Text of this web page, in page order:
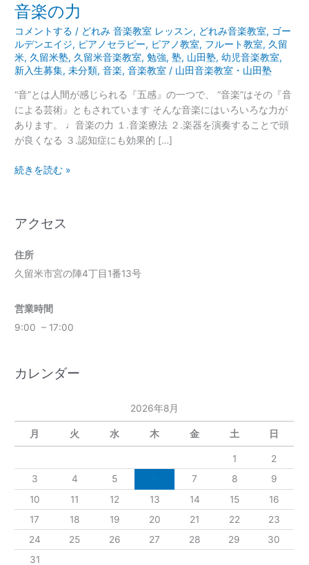
音楽の力
コメントする / どれみ 音楽教室 レッスン, どれみ音楽教室, ゴー
ルデンエイジ, ピアノセラピー, ピアノ教室, フルート教室, 久留
米, 久留米塾, 久留米音楽教室,勉強,塾, 山田塾,幼児音楽教室,
新入生募集,未分類,音楽,音楽教室 / 山田音楽教室・山田塾
“音”とは人間が感じられる『五感』の一つで、 “音楽”はその『音
による芸術』ともされています そんな音楽にはいろいろな力が
あります。 ♩音楽の力 １.音楽療法 ２.楽器を演奏することで頭
が良くなる ３.認知症にも効果的 […]
続きを読む »
アクセス
住所
久留米市宮の陣4丁目1番13号
営業時間
9:00 – 17:00
カレンダー
2026年8月
月 火 水 木 金 土 日
1
2
3
4 5 7 8
9
10
11 12 13 14 15
16
17
18 19 20 21 22
23
24
25 26 27 28 29
30
31